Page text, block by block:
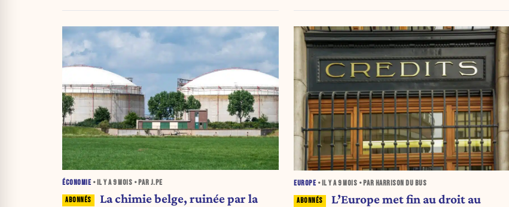
ÉCONOMIE • IL Y A9 MOIS • PAR J.PE
La chimie belge, ruinée par la
EUROPE • IL Y A9 MOIS • PAR HARRISON DU BUS
L’Europe met fin au droit au